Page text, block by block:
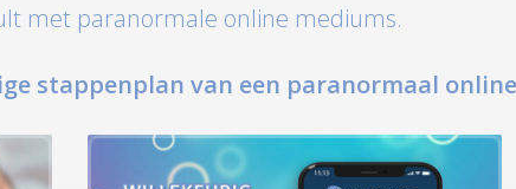
met paranormale online mediums.
stappenplan van een paranormaal